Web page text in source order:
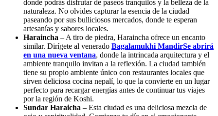
donde podrás disfrutar de paseos tranquilos y la belleza de la
naturaleza. No olvides capturar la esencia de la ciudad
paseando por sus bulliciosos mercados, donde te esperan
artesanías y sabores locales.
Haraincha – A tiro de piedra, Haraincha ofrece un encanto
similar. Dirígete al venerado Bagalamukhi MandirSe abrirá
en una nueva ventana, donde la intrincada arquitectura y el
ambiente tranquilo invitan a la reflexión. La ciudad también
tiene su propio ambiente único con restaurantes locales que
sirven deliciosa cocina nepalí, lo que la convierte en un lugar
perfecto para recargar energías antes de continuar tus viajes
por la región de Koshi.
Sundar Haraicha – Esta ciudad es una deliciosa mezcla de